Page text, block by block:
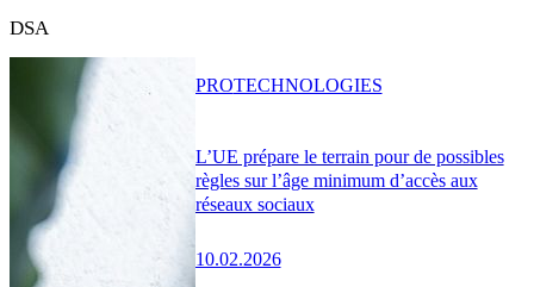
DSA
L’UE prépare le terrain pour de possibles
règles sur l’âge minimum d’accès aux
réseaux sociaux
10.02.2026
PROTECHNOLOGIES